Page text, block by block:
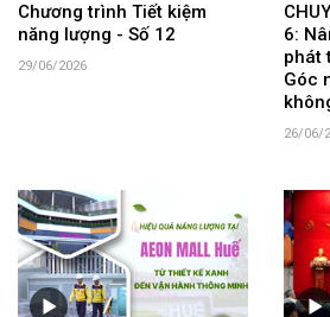
Chương trình Tiết kiệm
năng lượng - Số 12
29/06/2026
6:
phát
Góc
26/06/